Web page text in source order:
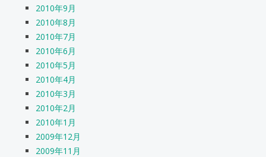
2010年9月
2010年8月
2010年7月
2010年6月
2010年5月
2010年4月
2010年3月
2010年2月
2010年1月
2009年12月
2009年11月